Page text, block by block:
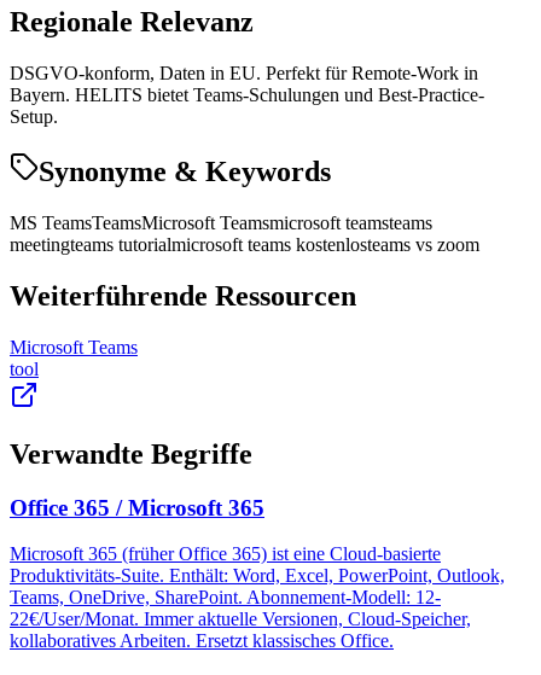
Regionale Relevanz
DSGVO-konform, Daten in EU. Perfekt für Remote-Work in
Bayern. HELITS bietet Teams-Schulungen und Best-Practice-
Setup.
Synonyme & Keywords
MS TeamsTeamsMicrosoft Teamsmicrosoft teamsteams
meetingteams tutorialmicrosoft teams kostenlosteams vs zoom
Weiterführende Ressourcen
Microsoft Teams
tool
Verwandte Begriffe
Office 365 / Microsoft 365
Microsoft 365 (früher Office 365) ist eine Cloud-basierte
Produktivitäts-Suite. Enthält: Word, Excel, PowerPoint, Outlook,
Teams, OneDrive, SharePoint. Abonnement-Modell: 12-
22€/User/Monat. Immer aktuelle Versionen, Cloud-Speicher,
kollaboratives Arbeiten. Ersetzt klassisches Office.